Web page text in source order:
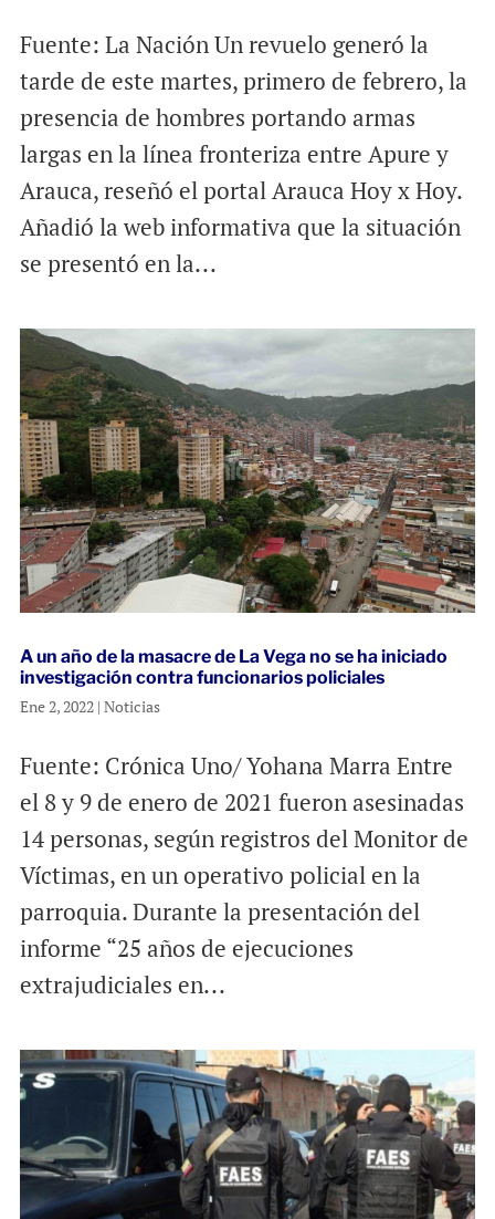
Fuente: La Nación Un revuelo generó la
tarde de este martes, primero de febrero, la
presencia de hombres portando armas
largas en la línea fronteriza entre Apure y
Arauca, reseñó el portal Arauca Hoy x Hoy.
Añadió la web informativa que la situación
se presentó en la...
A un año de la masacre de La Vega no se ha iniciado
investigación contra funcionarios policiales
Ene 2, 2022| Noticias
Fuente: Crónica Uno/ Yohana Marra Entre
el 8 y 9 de enero de 2021 fueron asesinadas
14 personas, según registros del Monitor de
Víctimas, en un operativo policial en la
parroquia. Durante la presentación del
informe “25 años de ejecuciones
extrajudiciales en...